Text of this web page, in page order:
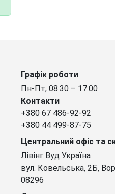
Графік роботи
Пн-Пт, 08:30 – 17:00
Контакти
+380 67 486-92-92
+380 44 499-87-75
Центральний офіс та
Лівінг Вуд Україна
вул. Ковельська, 2Б,
08296